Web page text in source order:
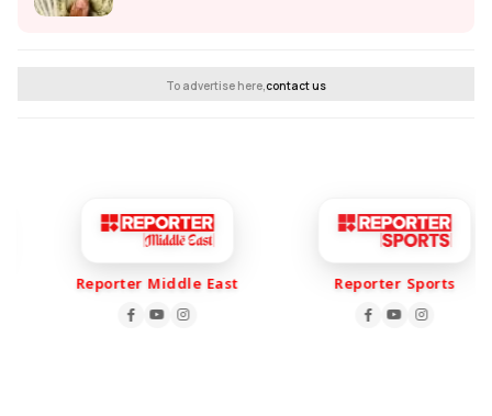
To advertise here,contact us
Reporter Middle East Reporter Sports